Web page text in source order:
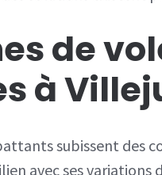
de
à
subissent des
avec ses variations